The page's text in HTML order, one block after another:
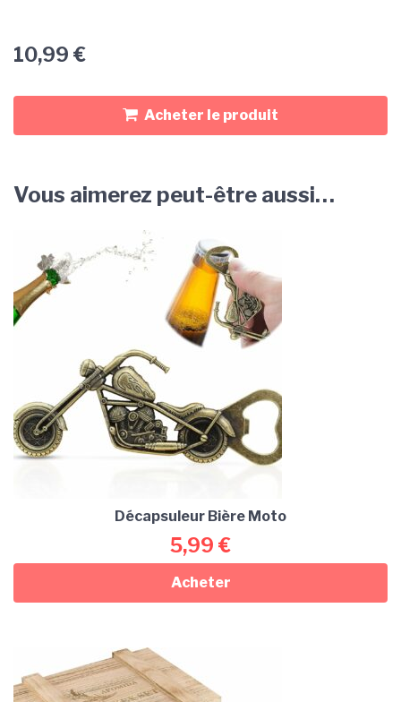
10,99 €
Acheter le produit
Vous aimerez peut-être aussi…
Décapsuleur Bière Moto
5,99 €
Acheter